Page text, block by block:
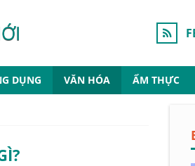
DỤNG VĂN HÓA ẨM THỰC